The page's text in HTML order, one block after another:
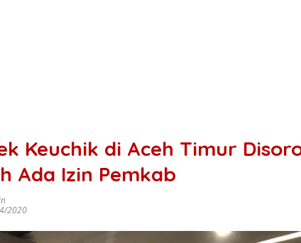
Keuchik di Aceh Timur
Ada Izin Pemkab
2020